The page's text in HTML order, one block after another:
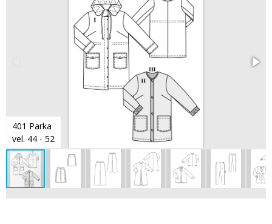
401 Parka
vel. 44 - 52